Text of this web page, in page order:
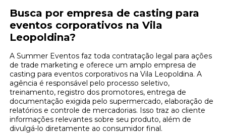
Busca por empresa de casting para
eventos corporativos na Vila
Leopoldina?
A Summer Eventos faz toda contratação legal para ações
de trade marketing e oferece um amplo empresa de
casting para eventos corporativos na Vila Leopoldina. A
agência é responsável pelo processo seletivo,
treinamento, registro dos promotores, entrega de
documentação exigida pelo supermercado, elaboração de
relatórios e controle de mercadorias. Isso traz ao cliente
informações relevantes sobre seu produto, além de
divulgá-lo diretamente ao consumidor final.